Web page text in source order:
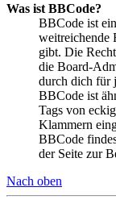
Was ist BBCode?
BBCode ist
weitreichende
gibt. Die
die Board-
durch dich für
BBCode ist
Tags von
Klammern
BBCode
der Seite zur
Nach oben